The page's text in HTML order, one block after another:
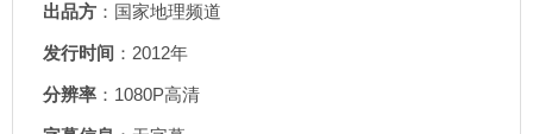
出品方 ：国家地理频道
发行时间 ：2012年
分辨率 ：1080P高清